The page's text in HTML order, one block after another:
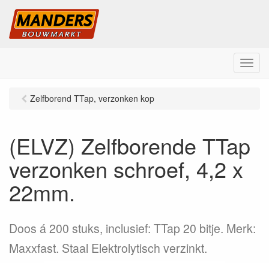
M
e
Zelfborend TTap, verzonken kop
(ELVZ) Zelfborende TTap
verzonken schroef, 4,2 x
22mm.
Doos á 200 stuks, inclusief: TTap 20 bitje. Merk:
Maxxfast. Staal Elektrolytisch verzinkt.